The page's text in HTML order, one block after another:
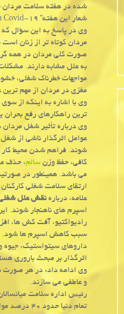
شعار این هفته” Take Action on Covid-۱۹ ” یا “برای کووید ۱۹ اقدام کنید” است.
وی در پاسخ به این سؤال
صورت کلی مردان در همه
به علل مشابه دارند.
مواجهات خطرناک شغلی،
مغزی در مردان از مهم ترین
وی با اشاره به اینکه از
ترین راهکارهای رفع بحران
وی درباره تأثیر شغل مردان
عوامل اثرگذار ناشی از
شوند. فراهم شدن محیط کار
کافی، حفظ وزن سالم، حذف
می باشد. همینطور در
ارتقای سلامت شغلی
علامه، درباره نقش علل شغلی
اسپرم های ناهنجار شوند.
رادیواکتیو، آفت کش ها،
سبب کاهش اسپرم ها شود.
داروهای سیتواستیک، جیوه
اثرگذار بر مبحث باروری
وی ادامه داد: در هر صورت
و عاطفی می سازند.
رئیس اداره سلامت
تمام دنیا